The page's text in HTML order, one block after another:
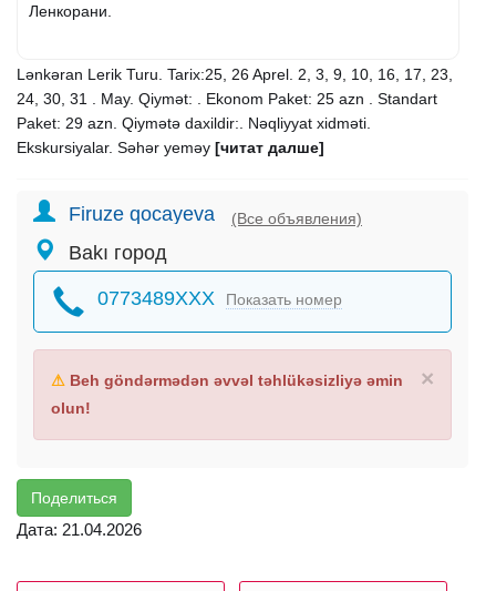
Ленкорани.
Lənkəran Lerik Turu. Tarix:25, 26 Aprel. 2, 3, 9, 10, 16, 17, 23,
24, 30, 31 . May. Qiymət: . Ekonom Paket: 25 azn . Standart
Paket: 29 azn. Qiymətə daxildir:. Nəqliyyat xidməti.
Ekskursiyalar. Səhər yeməy [читат далше]
Firuze qocayeva (Все объявления)
Bakı город
0773489XXX Показать номер
×
⚠ Beh göndərmədən əvvəl təhlükəsizliyə əmin
olun!
Поделиться
Дата: 21.04.2026